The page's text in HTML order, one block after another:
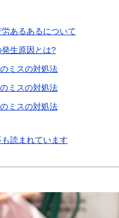
あるあるについて
生原因とは?
ミスの対処法
ミスの対処法
ミスの対処法
読まれています